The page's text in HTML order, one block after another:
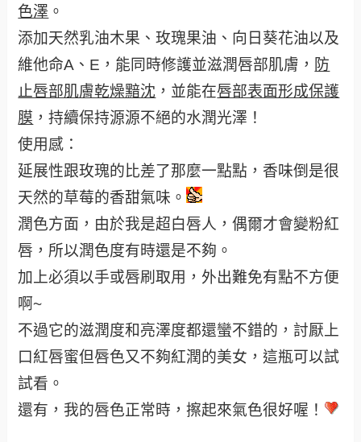
色澤 。
添加天然乳油木果、玫瑰果油、向日葵花油以及
維他命A、E，能同時修護並滋潤唇部肌膚， 防
止唇部肌膚乾燥黯沈 ，並能在唇部表面形成保護
膜 ，持續保持源源不絕的水潤光澤！
使用感：
延展性跟玫瑰的比差了那麼一點點，香味倒是很
天然的草莓的香甜氣味。
潤色方面，由於我是超白唇人，偶爾才會變粉紅
唇，所以潤色度有時還是不夠。
加上必須以手或唇刷取用，外出難免有點不方便
啊~
不過它的滋潤度和亮澤度都還蠻不錯的，討厭上
口紅唇蜜但唇色又不夠紅潤的美女，這瓶可以試
試看。
還有，我的唇色正常時，擦起來氣色很好喔！